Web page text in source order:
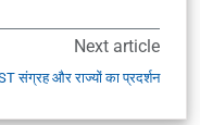
Next article
संग्रह और राज्यों का प्रदर्शन